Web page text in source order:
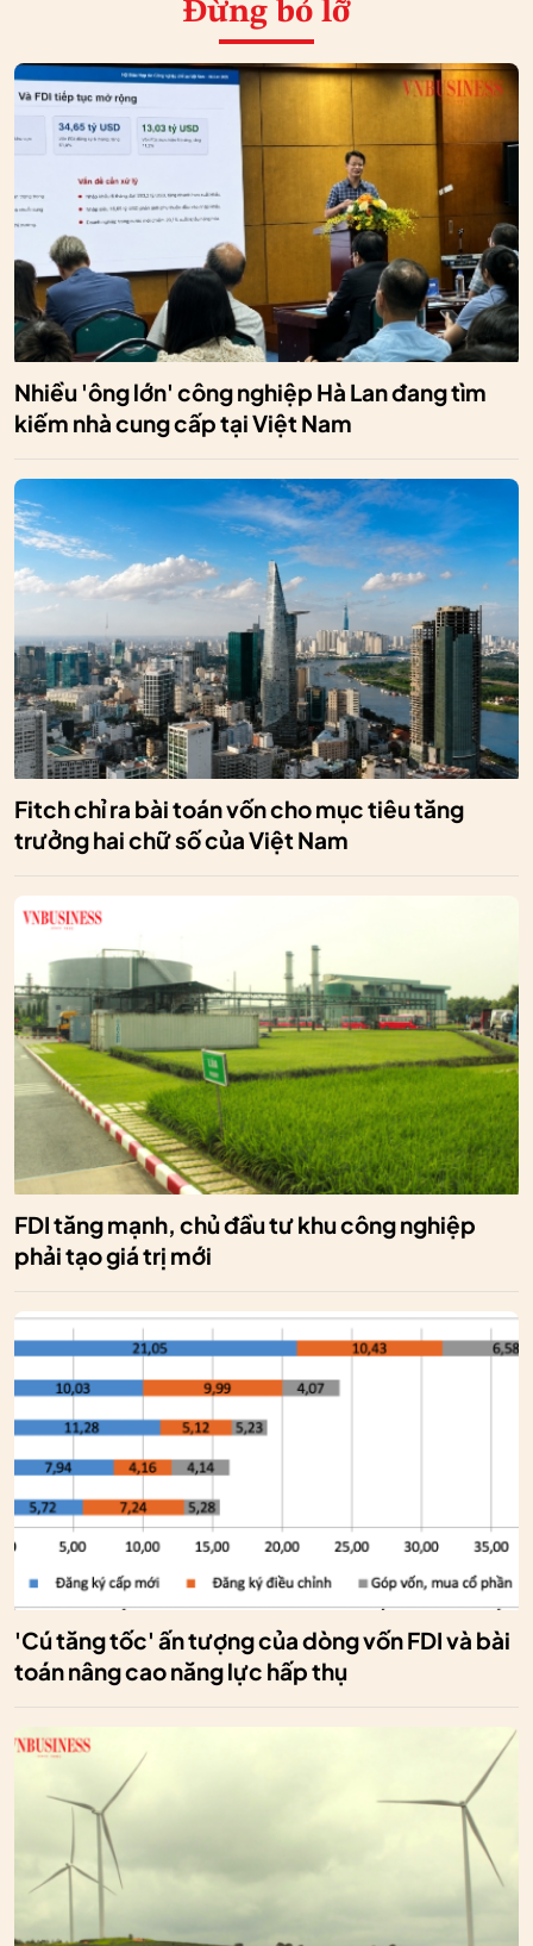
Đừng bỏ lỡ
Nhiều 'ông lớn' công nghiệp Hà Lan đang tìm
kiếm nhà cung cấp tại Việt Nam
Fitch chỉ ra bài toán vốn cho mục tiêu tăng
trưởng hai chữ số của Việt Nam
FDI tăng mạnh, chủ đầu tư khu công nghiệp
phải tạo giá trị mới
'Cú tăng tốc' ấn tượng của dòng vốn FDI và bài
toán nâng cao năng lực hấp thụ